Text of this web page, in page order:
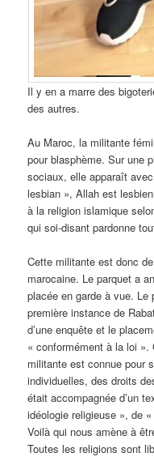
Il y en a marre des
des autres.
Au Maroc, la militante
pour blasphème. Sur une
sociaux, elle apparaît
lesbian », Allah est
à la religion islamique
qui soi-disant pardonne
Cette militante est donc
marocaine. Le parquet a
placée en garde à vue. Le
première instance de
d’une enquête et le
« conformément à la loi
militante est connue pour
individuelles, des droits
était accompagnée d’un
idéologie religieuse », de
Voilà qui nous amène à
Toutes les religions sont